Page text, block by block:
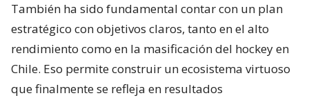
También ha sido fundamental contar con un plan
estratégico con objetivos claros, tanto en el alto
rendimiento como en la masificación del hockey en
Chile. Eso permite construir un ecosistema virtuoso
que finalmente se refleja en resultados